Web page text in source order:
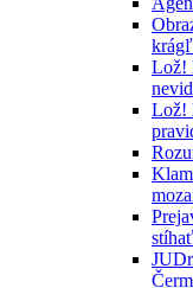
Lož!
Lož!